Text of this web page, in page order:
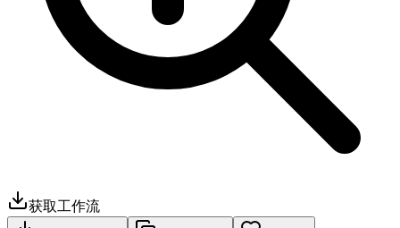
获取工作流